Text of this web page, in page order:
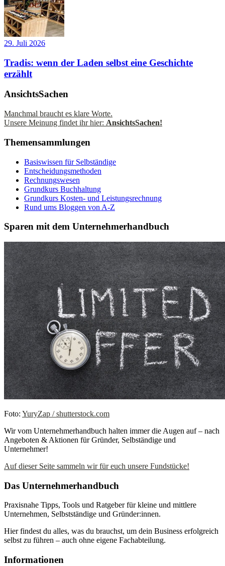
29. Juli 2026
Tradis: wenn der Laden selbst eine Geschichte
erzählt
AnsichtsSachen
Manchmal braucht es klare Worte.
Unsere Meinung findet ihr hier: AnsichtsSachen!
Themensammlungen
Basiswissen für Selbständige
Entscheidungsmethoden
Rechnungswesen
Grundkurs Buchhaltung
Grundkurs Kosten- und Leistungsrechnung
Rund ums Bloggen von A-Z
Sparen mit dem Unternehmerhandbuch
Foto: YuryZap / shutterstock.com
Wir vom Unternehmerhandbuch halten immer die Augen auf – nach
Angeboten & Aktionen für Gründer, Selbständige und
Unternehmer!
Auf dieser Seite sammeln wir für euch unsere Fundstücke!
Das Unternehmerhandbuch
Praxisnahe Tipps, Tools und Ratgeber für kleine und mittlere
Unternehmen, Selbstständige und Gründer:innen.
Hier findest du alles, was du brauchst, um dein Business erfolgreich
selbst zu führen – auch ohne eigene Fachabteilung.
Informationen